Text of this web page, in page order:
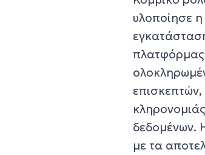
υλοποίησε η
πλατφόρμας
δεδομένων.
με τα